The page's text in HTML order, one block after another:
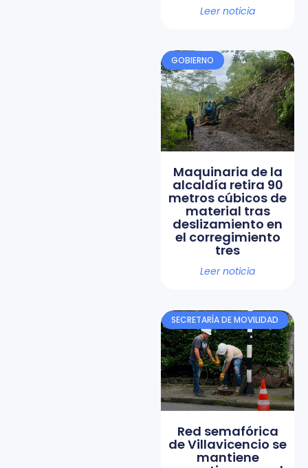
Leer noticia
GOBIERNO
Maquinaria de la
alcaldía retira 90
metros cúbicos de
material tras
deslizamiento en
el corregimiento
tres
Leer noticia
SECRETARÍA DE MOVILIDAD
Red semafórica
de Villavicencio se
mantiene